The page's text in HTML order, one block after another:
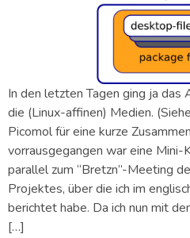
In den letzten Tagen ging ja
die (Linux-affinen) Medien.
Picomol für eine kurze
vorrausgegangen war eine Mini-
parallel zum “Bretzn”-Meeting
Projektes, über die ich im
berichtet habe. Da ich nun mit
[…]